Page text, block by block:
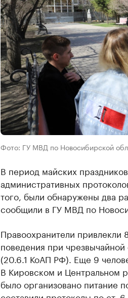
Фото: ГУ МВД по Новосибирской
В период майских
административных
того, были обнаружены два
сообщили в ГУ МВД по
Правоохранители привлекли
поведения при
(20.6.1 КоАП РФ). Еще 9
В Кировском и Центральном
было организовано питание